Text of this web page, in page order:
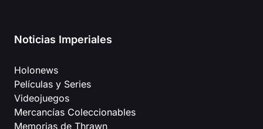
Noticias Imperiales
Holonews
Películas y Series
Videojuegos
Mercancías Coleccionables
Memorias de Thrawn